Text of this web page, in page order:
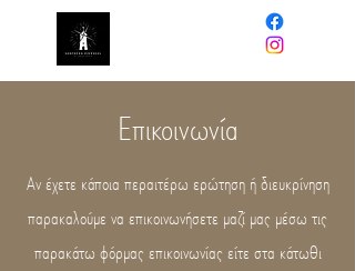
Επικοινωνία
Αν έχετε κάποια περαιτέρω ερώτηση ή διευκρίνηση
παρακαλούμε να επικοινωνήσετε μαζί μας μέσω τις
παρακάτω φόρμας επικοινωνίας είτε στα κάτωθι